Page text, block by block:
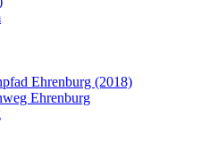
Ehrenburg (2018)
Ehrenburg